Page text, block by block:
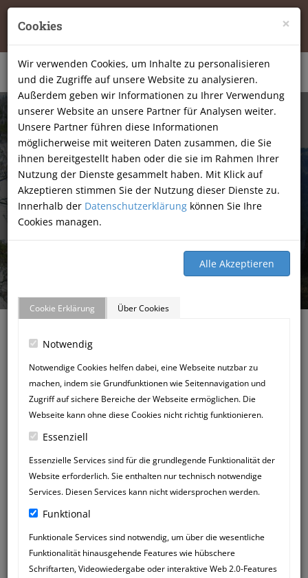
×
Cookies
Wir verwenden Cookies, um Inhalte zu personalisieren
und die Zugriffe auf unsere Website zu analysieren.
Außerdem geben wir Informationen zu Ihrer Verwendung
unserer Website an unsere Partner für Analysen weiter.
Unsere Partner führen diese Informationen
möglicherweise mit weiteren Daten zusammen, die Sie
ihnen bereitgestellt haben oder die sie im Rahmen Ihrer
Nutzung der Dienste gesammelt haben. Mit Klick auf
Akzeptieren stimmen Sie der Nutzung dieser Dienste zu.
Innerhalb der Datenschutzerklärung können Sie Ihre
Cookies managen.
Cookie Erklärung Über Cookies
Notwendig
Notwendige Cookies helfen dabei, eine Webseite nutzbar zu
machen, indem sie Grundfunktionen wie Seitennavigation und
Zugriff auf sichere Bereiche der Webseite ermöglichen. Die
Webseite kann ohne diese Cookies nicht richtig funktionieren.
Essenziell
Essenzielle Services sind für die grundlegende Funktionalität der
Website erforderlich. Sie enthalten nur technisch notwendige
Services. Diesen Services kann nicht widersprochen werden.
Funktional
Funktionale Services sind notwendig, um über die wesentliche
Funktionalität hinausgehende Features wie hübschere
Schriftarten, Videowiedergabe oder interaktive Web 2.0-Features
|
07134-9177806
NEUER
GÄSTEBUCHEINTRAG
Zurück zum Gästebuch